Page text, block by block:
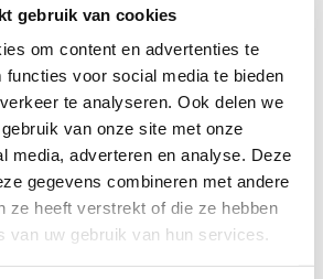
gebruik van cookies
om content en advertenties te
functies voor social media te bieden
te analyseren. Ook delen we
van onze site met onze
media, adverteren en analyse. Deze
gegevens combineren met andere
ze heeft verstrekt of die ze hebben
van uw gebruik van hun services.
1 2 3 4 5
konden de kopers met
dat de werkzaamheden
gang zijn: op de achtergrond
palen geboord. Na het